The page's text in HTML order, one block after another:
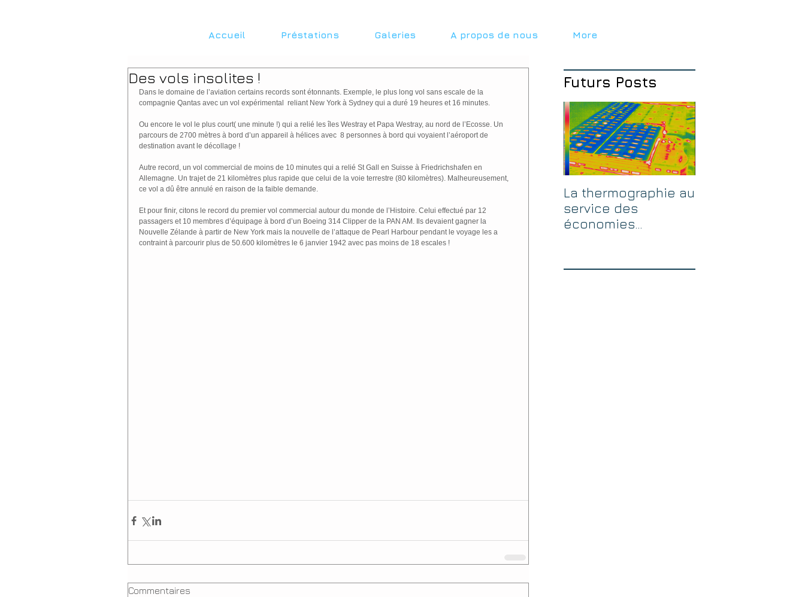
Accueil Préstations Galeries A propos de nous More
Des vols insolites !
Dans le domaine de l’aviation certains records sont étonnants. Exemple, le plus long vol sans escale de la
compagnie Qantas avec un vol expérimental  reliant New York à Sydney qui a duré 19 heures et 16 minutes.
Ou encore le vol le plus court( une minute !) qui a relié les îles Westray et Papa Westray, au nord de l’Ecosse. Un
parcours de 2700 mètres à bord d’un appareil à hélices avec  8 personnes à bord qui voyaient l’aéroport de
destination avant le décollage !
Autre record, un vol commercial de moins de 10 minutes qui a relié St Gall en Suisse à Friedrichshafen en
Allemagne. Un trajet de 21 kilomètres plus rapide que celui de la voie terrestre (80 kilomètres). Malheureusement,
ce vol a dû être annulé en raison de la faible demande.
Et pour finir, citons le record du premier vol commercial autour du monde de l’Histoire. Celui effectué par 12
passagers et 10 membres d’équipage à bord d’un Boeing 314 Clipper de la PAN AM. Ils devaient gagner la
Nouvelle Zélande à partir de New York mais la nouvelle de l’attaque de Pearl Harbour pendant le voyage les a
contraint à parcourir plus de 50.600 kilomètres le 6 janvier 1942 avec pas moins de 18 escales !
Commentaires
Futurs Posts
La thermographie au
service des
économies